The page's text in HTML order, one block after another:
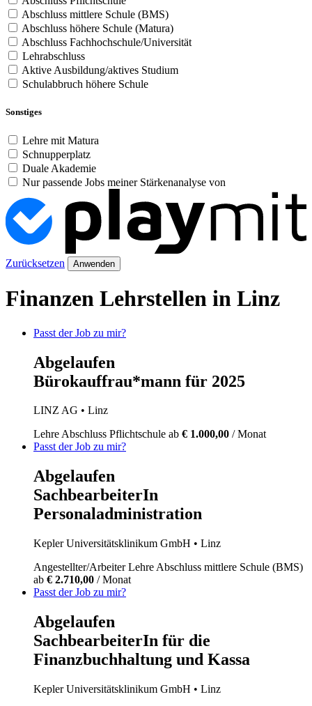
Abschluss mittlere Schule (BMS)
Abschluss höhere Schule (Matura)
Abschluss Fachhochschule/Universität
Lehrabschluss
Aktive Ausbildung/aktives Studium
Schulabbruch höhere Schule
Sonstiges
Lehre mit Matura
Schnupperplatz
Duale Akademie
Nur passende Jobs meiner Stärkenanalyse von
Zurücksetzen Anwenden
Finanzen Lehrstellen in Linz
Passt der Job zu mir?
Abgelaufen
Bürokauffrau*mann für 2025
LINZ AG • Linz
LehreAbschluss Pflichtschule ab € 1.000,00 / Monat
Passt der Job zu mir?
Abgelaufen
SachbearbeiterIn
Personaladministration
Kepler Universitätsklinikum GmbH • Linz
Angestellter/ArbeiterLehre Abschluss mittlere Schule (BMS)
ab € 2.710,00 / Monat
Passt der Job zu mir?
Abgelaufen
SachbearbeiterIn für die
Finanzbuchhaltung und Kassa
Kepler Universitätsklinikum GmbH • Linz